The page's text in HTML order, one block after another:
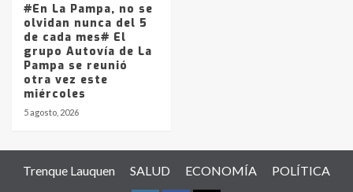
#En La Pampa, no se
olvidan nunca del 5
de cada mes# El
grupo Autovía de La
Pampa se reunió
otra vez este
miércoles
5 agosto, 2026
Trenque Lauquen SALUD ECONOMÍA POLÍTICA